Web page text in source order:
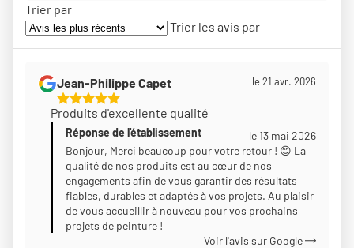
Trier par
Trier les avis par
Jean-Philippe Capet
5
Étoiles
Sur
le 21 avr. 2026
Produits d'excellente qualité
Réponse de l'établissement
le 13 mai 2026
Bonjour, Merci beaucoup pour votre retour ! 😊 La
qualité de nos produits est au cœur de nos
engagements afin de vous garantir des résultats
fiables, durables et adaptés à vos projets. Au plaisir
de vous accueillir à nouveau pour vos prochains
projets de peinture !
Voir l'avis sur Google